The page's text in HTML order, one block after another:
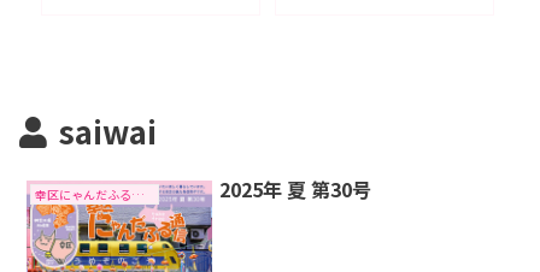
saiwai
幸区にゃんだふる通信 2025年 夏 第30号